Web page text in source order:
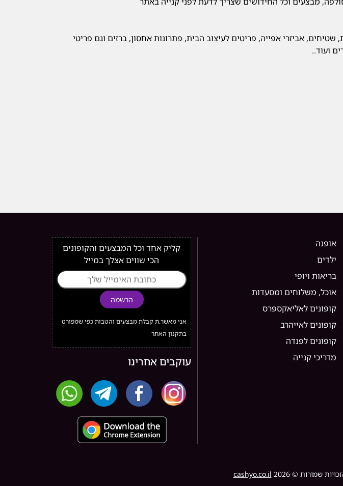
אביזרי אפייה, פריטים לעיצוב הבית, פתרונות אחסון, ברזים וגם פריטי
ועוד..
אופנה
ילדים
בריאות ויופי
אוכל, משלוחים ומסעדות
קופונים לאליאקספרס
קופונים לאייהרב
קופונים לפנדה
מדריכי קנייה
קליק אחד וכל המבצעים והקופונים
הכי שווים אצלך במייל
הרשמה
אני מאשר.ת קבלת מבצעים והטבות כפי שמפורט
בתקנון האתר
עוקבים אחרינו
שמורות © cashyo.co.il 2026